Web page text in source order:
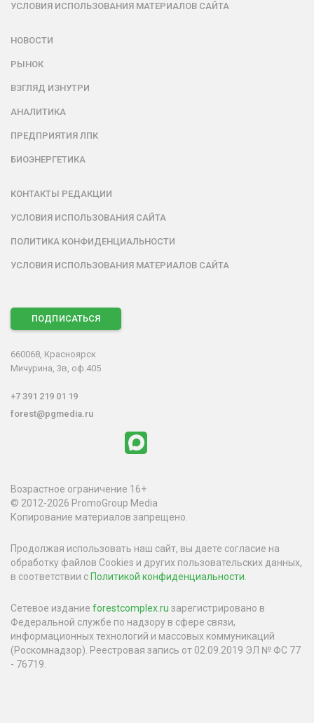
УСЛОВИЯ ИСПОЛЬЗОВАНИЯ МАТЕРИАЛОВ САЙТА
НОВОСТИ
РЫНОК
ВЗГЛЯД ИЗНУТРИ
АНАЛИТИКА
ПРЕДПРИЯТИЯ ЛПК
БИОЭНЕРГЕТИКА
КОНТАКТЫ РЕДАКЦИИ
УСЛОВИЯ ИСПОЛЬЗОВАНИЯ САЙТА
ПОЛИТИКА КОНФИДЕНЦИАЛЬНОСТИ
УСЛОВИЯ ИСПОЛЬЗОВАНИЯ МАТЕРИАЛОВ САЙТА
ПОДПИСАТЬСЯ
660068, Красноярск
Мичурина, 3в, оф.405
+7 391 219 01 19
forest@pgmedia.ru
Возрастное ограничение 16+
© 2012-2026 PromoGroup Media
Копирование материалов запрещено.
Продолжая использовать наш сайт, вы даете согласие на
обработку файлов Cookies и других пользовательских данных,
в соответствии с Политикой конфиденциальности
Сетевое издание forestcomplex.ru зарегистрировано в
Федеральной службе по надзору в сфере связи,
информационных технологий и массовых коммуникаций
(Роскомнадзор). Реестровая запись от 02.09.2019 ЭЛ № ФС 77
- 76719.